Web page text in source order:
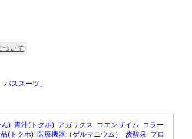
ついて
ススーツ」
) 青汁(トクホ) アガリクス コエンザイム コラー
(トクホ) 医療機器（ゲルマニウム） 炭酸泉 プロ